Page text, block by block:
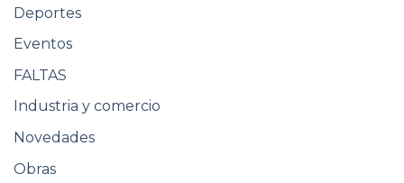
Deportes
Eventos
FALTAS
Industria y comercio
Novedades
Obras